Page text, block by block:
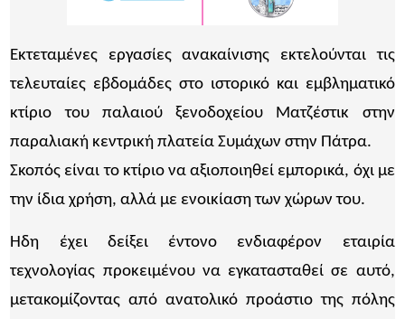
Εκτεταμένες εργασίες ανακαίνισης εκτελούνται τις
τελευταίες εβδομάδες στο ιστορικό και εμβληματικό
κτίριο του παλαιού ξενοδοχείου Ματζέστικ στην
παραλιακή κεντρική πλατεία Συμάχων στην Πάτρα.
Σκοπός είναι το κτίριο να αξιοποιηθεί εμπορικά, όχι με
την ίδια χρήση, αλλά με ενοικίαση των χώρων του.
Ηδη έχει δείξει έντονο ενδιαφέρον εταιρία
τεχνολογίας προκειμένου να εγκατασταθεί σε αυτό,
μετακομίζοντας από ανατολικό προάστιο της πόλης